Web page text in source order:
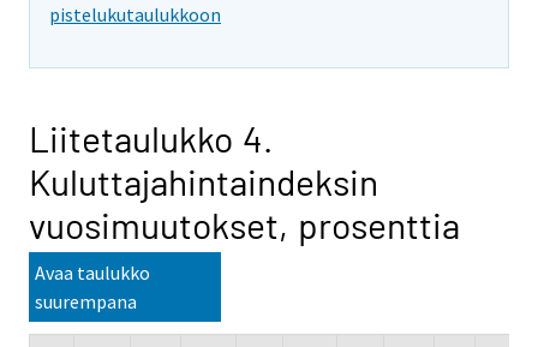
pistelukutaulukkoon
Liitetaulukko 4.
Kuluttajahintaindeksin
vuosimuutokset, prosenttia
Avaa taulukko
suurempana